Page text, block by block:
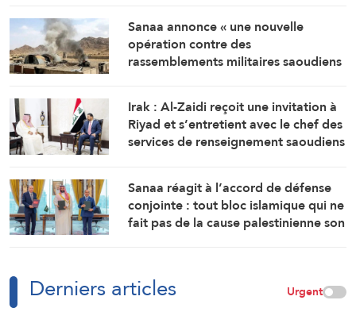
Sanaa annonce « une nouvelle
opération contre des
rassemblements militaires saoudiens
Irak : Al-Zaidi reçoit une invitation à
Riyad et s’entretient avec le chef des
services de renseignement saoudiens
Sanaa réagit à l’accord de défense
conjointe : tout bloc islamique qui ne
fait pas de la cause palestinienne son
Derniers articles Urgent